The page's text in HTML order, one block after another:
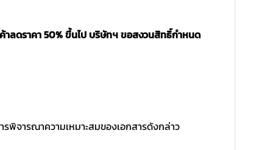
ลดราคา 50% ขึ้นไป บริษัทฯ ขอสงวนสิทธิ์กำหนด
พิจารณาความเหมาะสมของเอกสารดังกล่าว